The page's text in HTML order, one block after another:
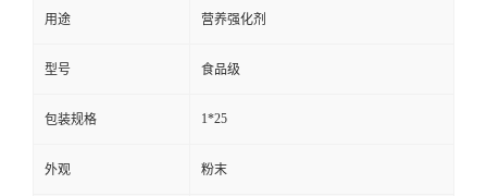
用途 营养强化剂
型号 食品级
包装规格 1*25
外观 粉末